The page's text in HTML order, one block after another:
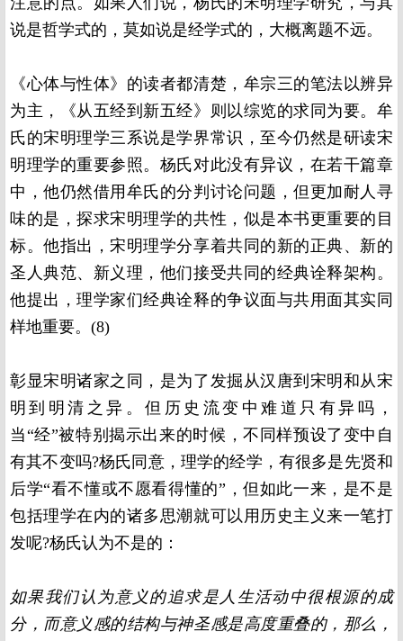
说是哲学式的，莫如说是经学式的，大概离题不远。
《心体与性体》的读者都清楚，牟宗三的笔法以辨异
为主，《从五经到新五经》则以综览的求同为要。牟
氏的宋明理学三系说是学界常识，至今仍然是研读宋
明理学的重要参照。杨氏对此没有异议，在若干篇章
中，他仍然借用牟氏的分判讨论问题，但更加耐人寻
味的是，探求宋明理学的共性，似是本书更重要的目
标。他指出，宋明理学分享着共同的新的正典、新的
圣人典范、新义理，他们接受共同的经典诠释架构。
他提出，理学家们经典诠释的争议面与共用面其实同
样地重要。 (8)
彰显宋明诸家之同，是为了发掘从汉唐到宋明和从宋
明到明清之异。但历史流变中难道只有异吗，
当“经”被特别揭示出来的时候，不同样预设了变中自
有其不变吗?杨氏同意，理学的经学，有很多是先贤和
后学“看不懂或不愿看得懂的”，但如此一来，是不是
包括理学在内的诸多思潮就可以用历史主义来一笔打
发呢?杨氏认为不是的：
如果我们认为意义的追求是人生活动中很根源的成
分，而意义感的结构与神圣感是高度重叠的，那么，